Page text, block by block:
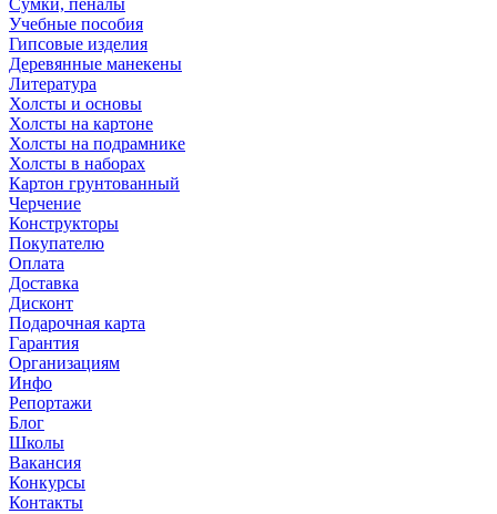
Сумки, пеналы
Учебные пособия
Гипсовые изделия
Деревянные манекены
Литература
Холсты и основы
Холсты на картоне
Холсты на подрамнике
Холсты в наборах
Картон грунтованный
Черчение
Конструкторы
Покупателю
Оплата
Доставка
Дисконт
Подарочная карта
Гарантия
Организациям
Инфо
Репортажи
Блог
Школы
Вакансия
Конкурсы
Контакты